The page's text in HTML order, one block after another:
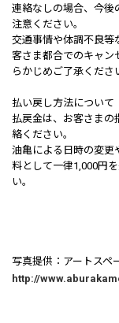
連絡なしの場合、今後
注意ください。
交通事情や体調不良等
客さま都合でのキャン
らかじめご了承くださ
払い戻し方法について
払戻金は、お客さまの
絡ください。
油亀による日時の変更
料として一律1,000円
い。
写真提供：アートスペ
http://